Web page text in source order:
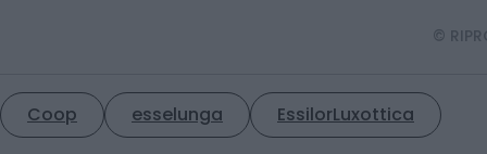
©
Coop esselunga EssilorLuxottica